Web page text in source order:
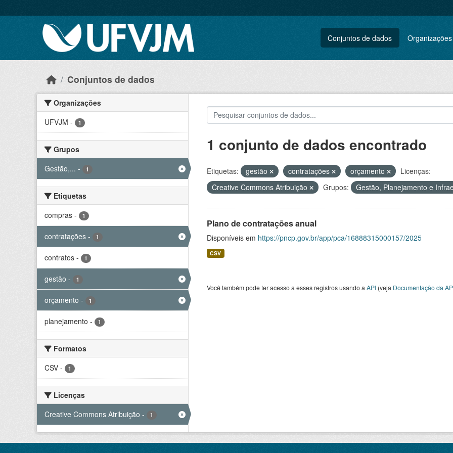
Conjuntos de dados Organizações
Conjuntos de dados
Organizações
UFVJM - 1
Grupos
Gestão,... - 1
Etiquetas
compras - 1
contratações - 1
contratos - 1
gestão - 1
orçamento - 1
planejamento - 1
Formatos
CSV - 1
Licenças
Creative Commons Atribuição - 1
1 conjunto de dados encontrado
Etiquetas: gestão contratações orçamento
Licenças:
Creative Commons Atribuição
Grupos: Gestão, Planejamento e
Plano de contratações anual
Disponíveis em https://pncp.gov.br/app/pca/16888315000157/2025
CSV
Você também pode ter acesso a esses registros usando a API(veja Documentação da